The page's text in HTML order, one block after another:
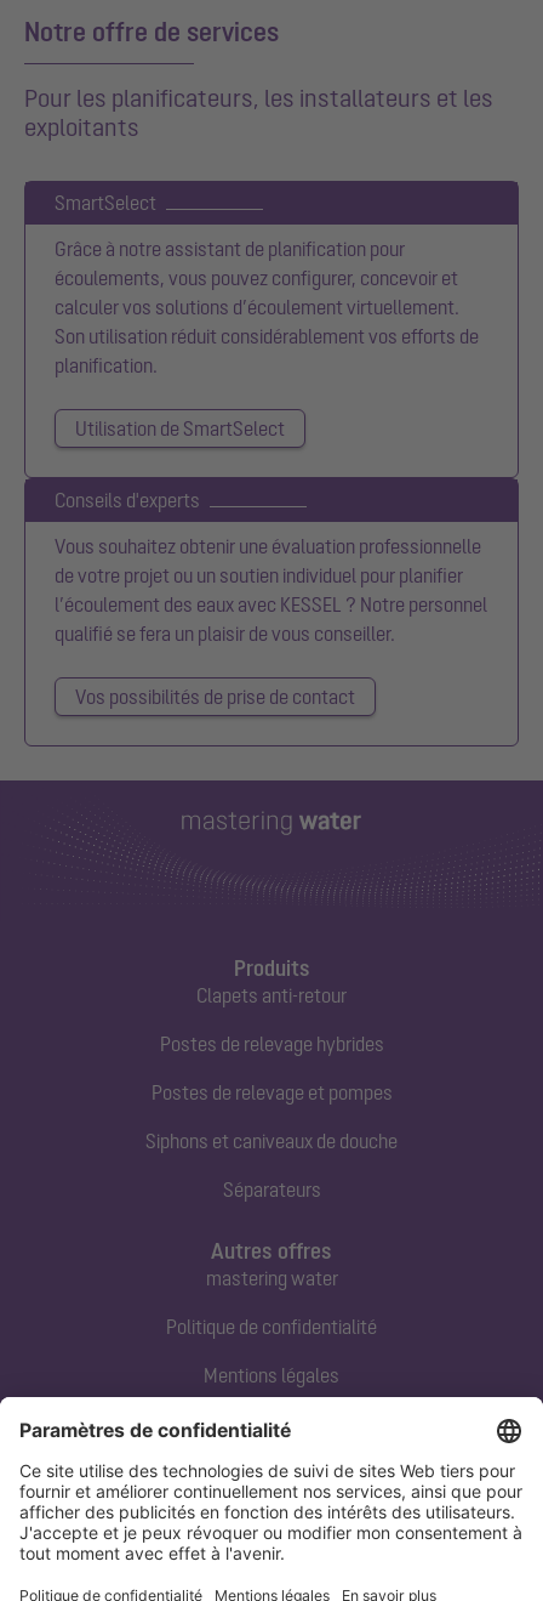
Notre offre de services
Pour les planificateurs, les installateurs et les
exploitants
SmartSelect
Grâce à notre assistant de planification pour
écoulements, vous pouvez configurer, concevoir et
calculer vos solutions d’écoulement virtuellement.
Son utilisation réduit considérablement vos efforts de
planification.
Utilisation de SmartSelect
Conseils d'experts
Vous souhaitez obtenir une évaluation professionnelle
de votre projet ou un soutien individuel pour planifier
l’écoulement des eaux avec KESSEL ? Notre personnel
qualifié se fera un plaisir de vous conseiller.
Vos possibilités de prise de contact
Produits
Clapets anti-retour
Postes de relevage hybrides
Postes de relevage et pompes
Siphons et caniveaux de douche
Séparateurs
Contact direct
Tel:+33 3 88 65 76 00
Email:info@kessel.fr
Autres offres
mastering water
Politique de confidentialité
Mentions légales